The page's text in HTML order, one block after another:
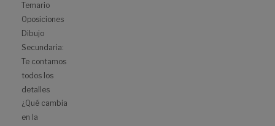
Temario
Oposiciones
Dibujo
Secundaria:
Te contamos
todos los
detalles
¿Qué cambia
en la